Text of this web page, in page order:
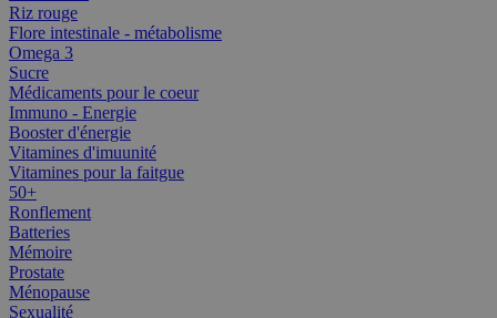
Riz rouge
Flore intestinale - métabolisme
Omega 3
Sucre
Médicaments pour le coeur
Immuno - Energie
Booster d'énergie
Vitamines d'imuunité
Vitamines pour la faitgue
50+
Ronflement
Batteries
Mémoire
Prostate
Ménopause
Sexualité